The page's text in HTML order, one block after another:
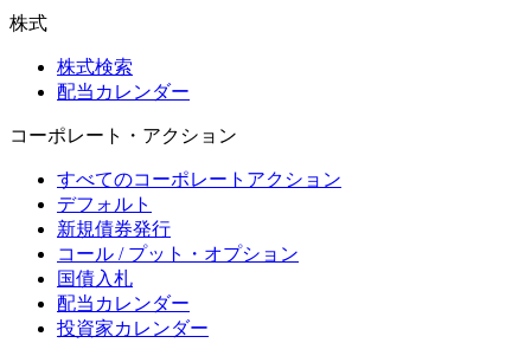
株式
株式検索
配当カレンダー
コーポレート・アクション
すべてのコーポレートアクション
デフォルト
新規債券発行
コール / プット・オプション
国債入札
配当カレンダー
投資家カレンダー